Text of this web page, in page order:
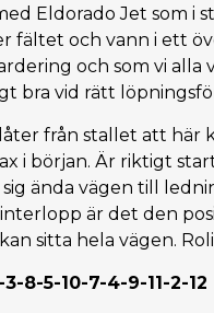
Eldorado Jet som i
fältet och vann i ett
och som vi alla
bra vid rätt
från stallet att här
i början. Är riktigt
ända vägen till
är det den
sitta hela vägen.
8-5-10-7-4-9-11-2-12